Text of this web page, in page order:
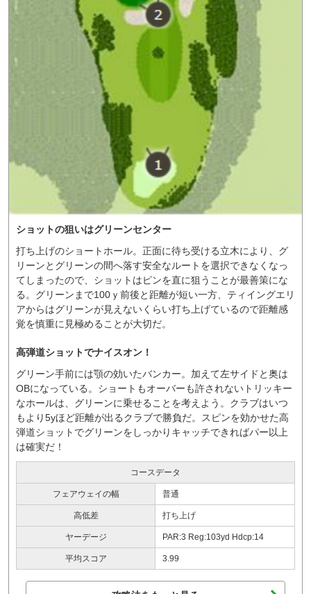
ショットの狙いはグリーンセンター
打ち上げのショートホール。正面に待ち受ける立木により、グ
リーンとグリーンの間へ落す安全なルートを選択できなくなっ
てしまったので、ショットはピンを直に狙うことが最善策にな
る。グリーンまで100ｙ前後と距離が短い一方、ティイングエリ
アからはグリーンが見えないくらい打ち上げているので距離感
覚を慎重に見極めることが大切だ。
高弾道ショットでナイスオン！
グリーン手前には顎の効いたバンカー。加えて左サイドと奥は
OBになっている。ショートもオーバーも許されないトリッキー
なホールは、グリーンに乗せることを考えよう。クラブはいつ
もより5yほど距離が出るクラブで勝負だ。スピンを効かせた高
弾道ショットでグリーンをしっかりキャッチできればパー以上
は確実だ！
コースデータ
フェアウェイの幅 普通
高低差 打ち上げ
ヤーデージ PAR:3 Reg:103yd Hdcp:14
平均スコア 3.99